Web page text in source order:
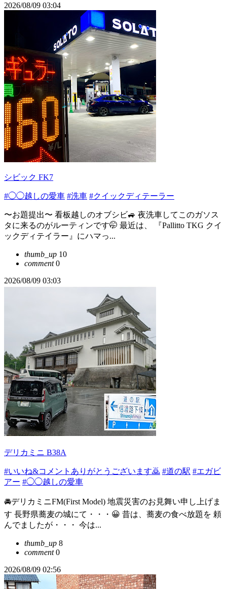
2026/08/09 03:04
シビック FK7
#◯◯越しの愛車 #洗車 #クイックディテーラー
〜お題提出〜 看板越しのオブシビ🚙 夜洗車してこのガソス
タに来るのがルーティンです🤭 最近は、 『Pallitto TKG クイ
ックディテイラー』にハマっ...
thumb_up 10
comment0
2026/08/09 03:03
デリカミニ B38A
#いいね&コメントありがとうございます🙇 #道の駅 #エガビ
アー #◯◯越しの愛車
🚘デリカミニFM(First Model) 地震災害のお見舞い申し上げま
す 長野県蕎麦の城にて・・・😀 昔は、蕎麦の食べ放題を 頼
んでましたが・・・ 今は...
thumb_up 8
comment0
2026/08/09 02:56